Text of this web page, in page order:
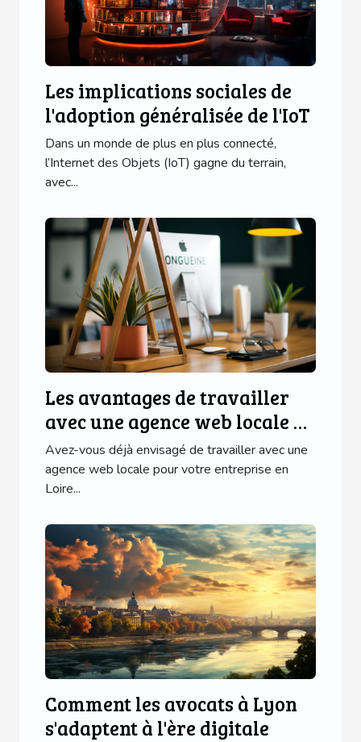
Les implications sociales de
l'adoption généralisée de l'IoT
Dans un monde de plus en plus connecté,
l’Internet des Objets (IoT) gagne du terrain,
avec...
Les avantages de travailler
avec une agence web locale en
Loire Atlantique
Avez-vous déjà envisagé de travailler avec une
agence web locale pour votre entreprise en
Loire...
Comment les avocats à Lyon
s'adaptent à l'ère digitale